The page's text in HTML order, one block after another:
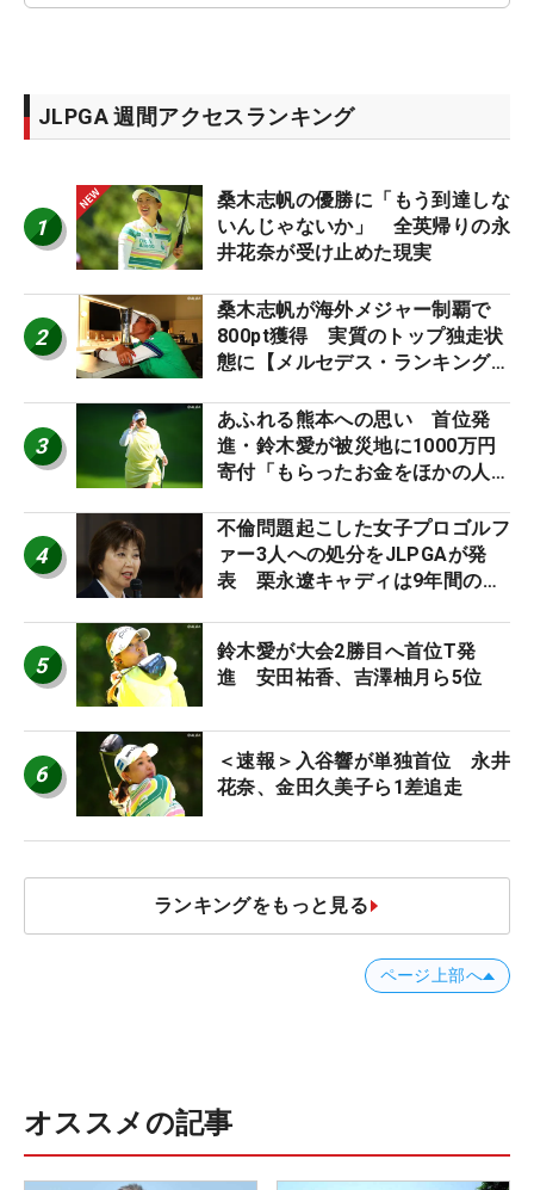
JLPGA 週間アクセスランキング
1
桑木志帆の優勝に「もう到達しな
いんじゃないか」 全英帰りの永
井花奈が受け止めた現実
2
桑木志帆が海外メジャー制覇で
800pt獲得 実質のトップ独走状
態に【メルセデス・ランキング番
3
あふれる熊本への思い 首位発
進・鈴木愛が被災地に1000万円
寄付「もらったお金をほかの人
4
不倫問題起こした女子プロゴルフ
ァー3人への処分をJLPGAが発
表 栗永遼キャディは9年間の立
5
鈴木愛が大会2勝目へ首位T発
進 安田祐香、吉澤柚月ら5位
6
＜速報＞入谷響が単独首位 永井
花奈、金田久美子ら1差追走
ランキングをもっと見る
ページ上部へ
オススメの記事